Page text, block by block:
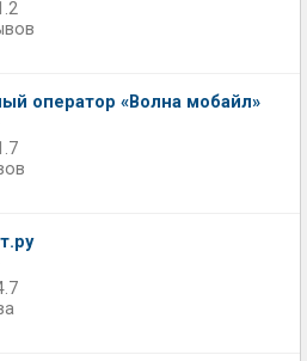
оператор «Волна мобайл»